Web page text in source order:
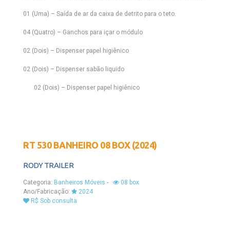
01 (Uma) – Saída de ar da caixa de detrito para o teto.
04 (Quatro) – Ganchos para içar o módulo
02 (Dois) – Dispenser papel higiênico
02 (Dois) – Dispenser sabão liquido
02 (Dois) – Dispenser papel higiênico
RT 530 BANHEIRO 08 BOX (2024)
RODY TRAILER
Categoria: Banheiros Móveis -
08 box
Ano/Fabricação:
2024
R$ Sob consulta